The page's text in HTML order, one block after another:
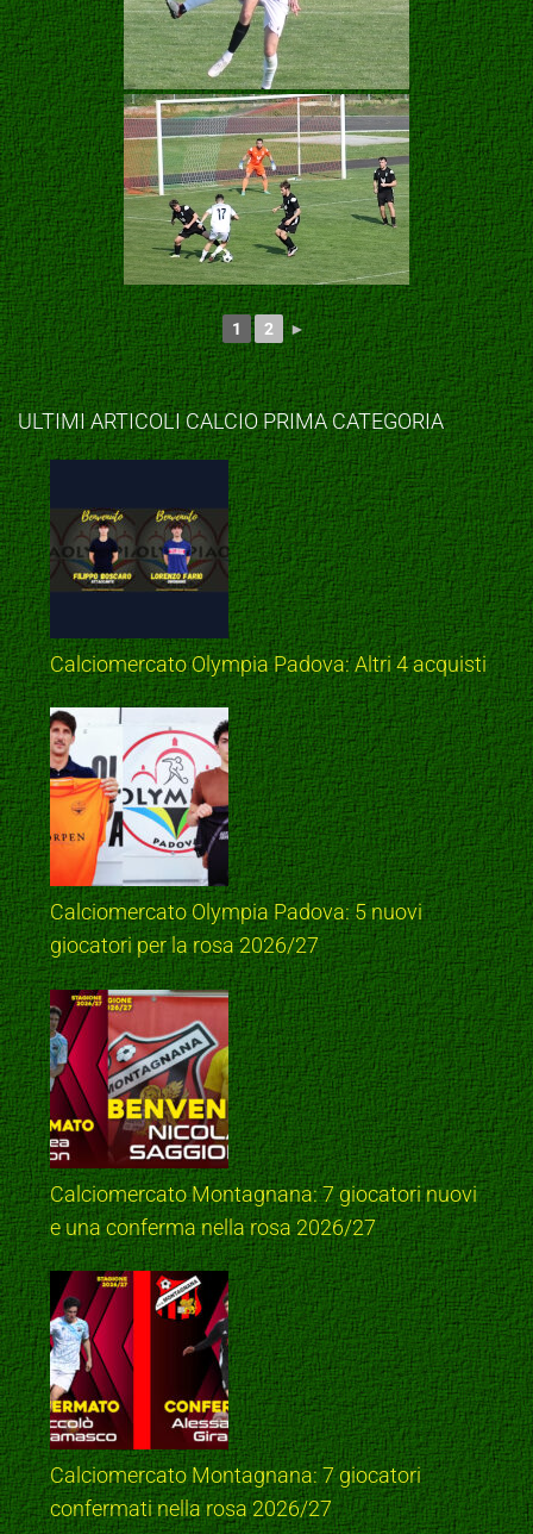
1 2 ►
ULTIMI ARTICOLI CALCIO PRIMA CATEGORIA
Calciomercato Olympia Padova: Altri 4 acquisti
Calciomercato Olympia Padova: 5 nuovi
giocatori per la rosa 2026/27
Calciomercato Montagnana: 7 giocatori nuovi
e una conferma nella rosa 2026/27
Calciomercato Montagnana: 7 giocatori
confermati nella rosa 2026/27